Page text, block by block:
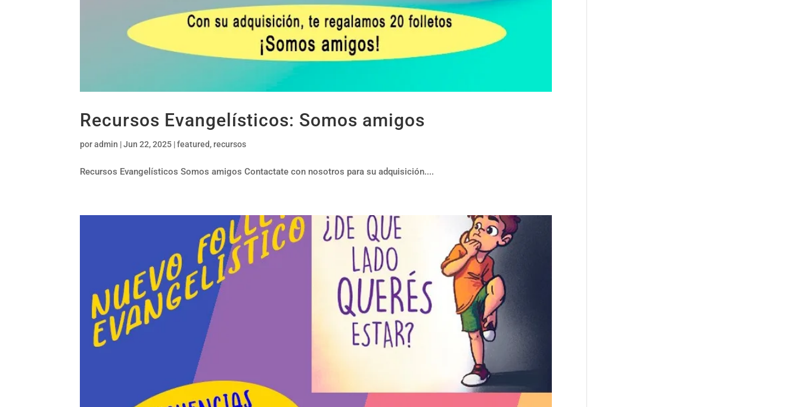
Recursos Evangelísticos: Somos amigos
poradmin |Jun 22, 2025 |featured, recursos
Recursos Evangelísticos Somos amigos Contactate con nosotros para su adquisición....